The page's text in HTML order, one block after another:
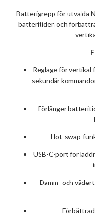
Batterigrepp för utvalda
batteritiden och
Reglage för vertikal
sekundär
Förlänger
Hot-swap-
USB-C-port för
Damm- och